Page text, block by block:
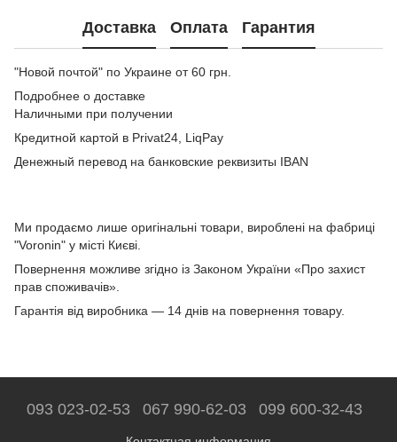
Доставка Оплата Гарантия
"Новой почтой" по Украине от 60 грн.
Подробнее о доставке
Наличными при получении
Кредитной картой в Privat24, LiqPay
Денежный перевод на банковские реквизиты IBAN
Ми продаємо лише оригінальні товари, вироблені на фабриці
"Voronin" у місті Києві.
Повернення можливе згідно із Законом України «Про захист
прав споживачів».
Гарантія від виробника — 14 днів на повернення товару.
093 023-02-53 067 990-62-03 099 600-32-43